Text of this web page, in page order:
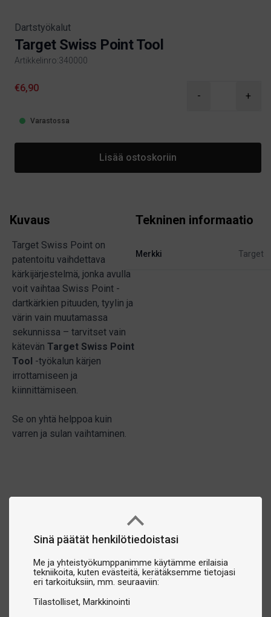
Sinä päätät henkilötiedoistasi
Me ja yhteistyökumppanimme käytämme erilaisia
tekniikoita, kuten evästeitä, kerätäksemme tietojasi
eri tarkoituksiin, mm. seuraaviin:
Tilastolliset Markkinointi
Dartstyökalut
Target Swiss Point Tool
Artikkelinro:340000
Product information
€6,90
- +
Varastossa
Lisää ostoskoriin
Kuvaus
Target Swiss Point on
patentoitu vaihdettava
kärkijärjestelmä, jonka avulla
voit vaihtaa Swiss Point -
dartkärkien pituuden, tyylin ja
värin vain muutamassa
sekunnissa – tarvitset vain
kätevän Target Swiss Point
Tool -työkalun kärjen
irrottamiseen ja
kiinnittämiseen.
Se on yhtä helppoa kuin
varren ja sulan vaihtaminen.
Tekninen informaatio
Merkki Target